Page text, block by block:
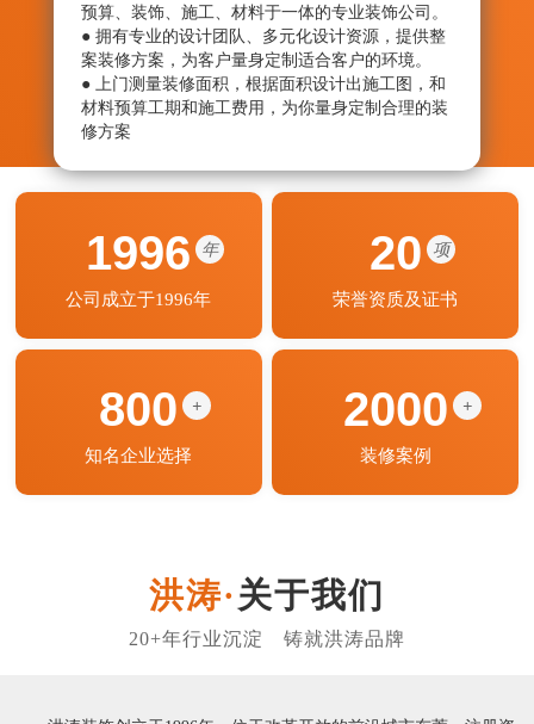
预算、装饰、施工、材料于一体的专业装饰公司。
● 拥有专业的设计团队、多元化设计资源，提供整
案装修方案，为客户量身定制适合客户的环境。
● 上门测量装修面积，根据面积设计出施工图，和
材料预算工期和施工费用，为你量身定制合理的装
修方案
1996 年
公司成立于1996年
20 项
荣誉资质及证书
800 +
知名企业选择
2000 +
装修案例
关于我们